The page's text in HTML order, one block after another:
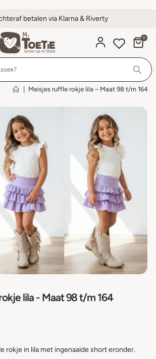
betalen via Klarna & Riverty
0
Meisjes ruffle rokje lila – Maat 98 t/m 164
lila - Maat 98 t/m 164
rokje in lila met ingenaaide short eronder.